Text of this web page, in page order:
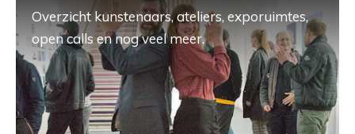
Overzicht kunstenaars, ateliers, exporuimtes,
open calls en nog veel meer.